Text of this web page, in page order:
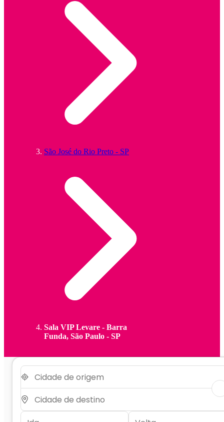
São José do Rio Preto - SP
Sala VIP Levare - Barra
Funda, São Paulo - SP